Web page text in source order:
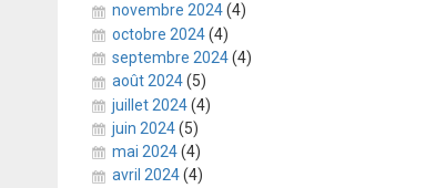
novembre 2024(4)
octobre 2024(4)
septembre 2024(4)
août 2024(5)
juillet 2024(4)
juin 2024(5)
mai 2024(4)
avril 2024(4)